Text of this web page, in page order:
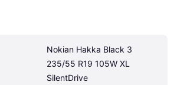
Nokian Hakka Black 3
235/55 R19 105W XL
SilentDrive